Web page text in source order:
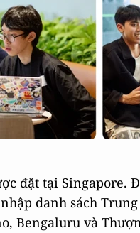
đặt tại Singapore.
danh sách
Bengaluru và